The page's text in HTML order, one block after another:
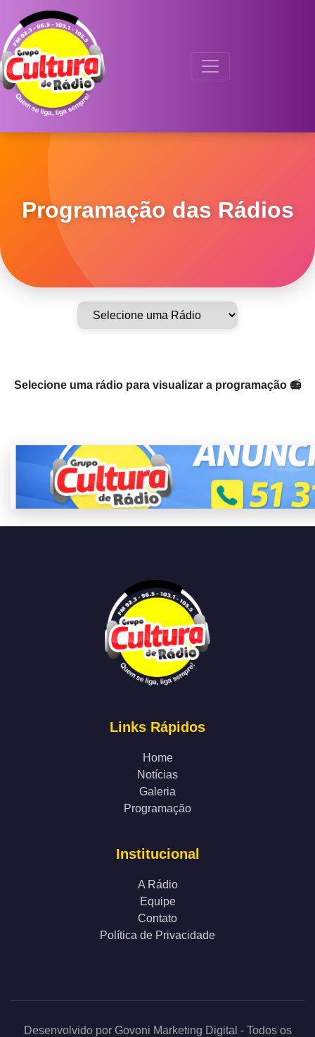
Programação das Rádios
Selecione uma rádio para visualizar a programação 📻
Links Rápidos
Home
Notícias
Galeria
Programação
Institucional
A Rádio
Equipe
Contato
Política de Privacidade
Desenvolvido porGovoni Marketing Digital - Todos os